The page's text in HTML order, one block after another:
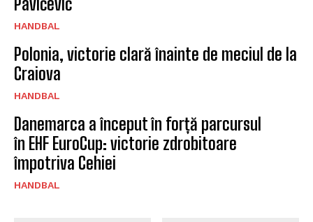
HANDBAL
Polonia, victorie clară înainte de meciul de la
Craiova
HANDBAL
Danemarca a început în forță parcursul
în EHF EuroCup: victorie zdrobitoare
împotriva Cehiei
HANDBAL